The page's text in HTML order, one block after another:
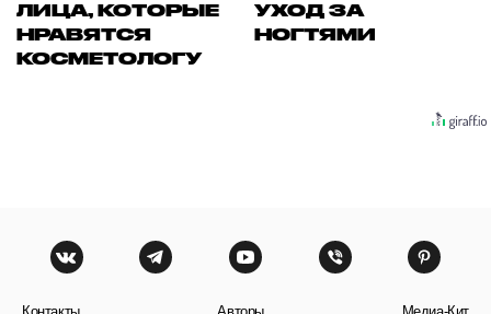
ЛИЦА, КОТОРЫЕ
НРАВЯТСЯ
КОСМЕТОЛОГУ
УХОД ЗА
НОГТЯМИ